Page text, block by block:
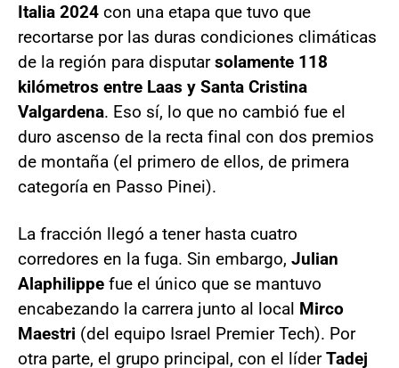
Italia 2024 con una etapa que tuvo que
recortarse por las duras condiciones climáticas
de la región para disputarsolamente 118
kilómetros entre Laas y Santa Cristina
Valgardena. Eso sí, lo que no cambió fue el
duro ascenso de la recta final con dos premios
de montaña (el primero de ellos, de primera
categoría en Passo Pinei).
La fracción llegó a tener hasta cuatro
corredores en la fuga. Sin embargo, Julian
Alaphilippe fue el único que se mantuvo
encabezando la carrera junto al local Mirco
Maestri (del equipo Israel Premier Tech). Por
otra parte, el grupo principal, con el líderTadej